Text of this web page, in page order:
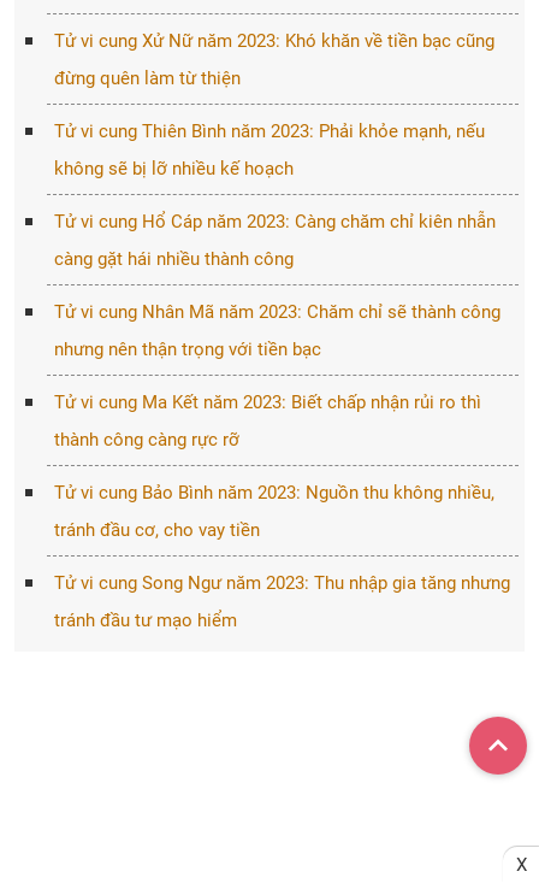
Tử vi cung Xử Nữ năm 2023: Khó khăn về tiền bạc cũng
đừng quên làm từ thiện
Tử vi cung Thiên Bình năm 2023: Phải khỏe mạnh, nếu
không sẽ bị lỡ nhiều kế hoạch
Tử vi cung Hổ Cáp năm 2023: Càng chăm chỉ kiên nhẫn
càng gặt hái nhiều thành công
Tử vi cung Nhân Mã năm 2023: Chăm chỉ sẽ thành công
nhưng nên thận trọng với tiền bạc
Tử vi cung Ma Kết năm 2023: Biết chấp nhận rủi ro thì
thành công càng rực rỡ
Tử vi cung Bảo Bình năm 2023: Nguồn thu không nhiều,
tránh đầu cơ, cho vay tiền
Tử vi cung Song Ngư năm 2023: Thu nhập gia tăng nhưng
tránh đầu tư mạo hiểm
X